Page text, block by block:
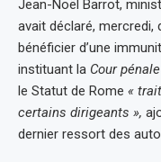
Jean-Noël Barrot,
avait déclaré, mercredi,
bénéficier d’une
instituant la Cour
le Statut de Rome «
certains dirigeants »,
dernier ressort des